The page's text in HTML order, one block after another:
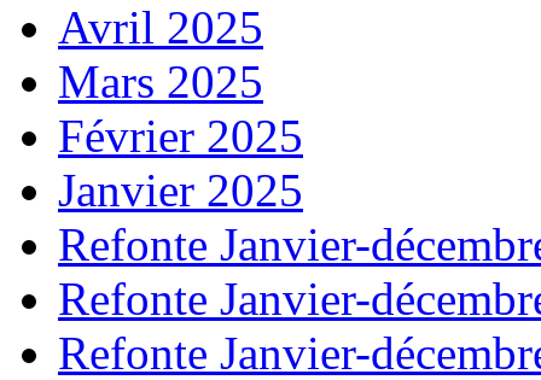
Avril 2025
Mars 2025
Février 2025
Janvier 2025
Refonte Janvier-
Refonte Janvier-
Refonte Janvier-